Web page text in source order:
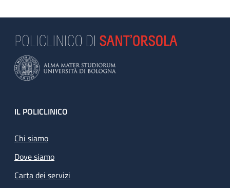
Footer
IL POLICLINICO
Chi siamo
Dove siamo
Carta dei servizi